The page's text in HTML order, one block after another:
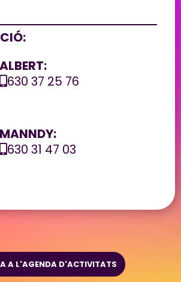
ALBERT:
630 37 25 76
MANNDY:
630 31 47 03
A L'AGENDA D'ACTIVITATS